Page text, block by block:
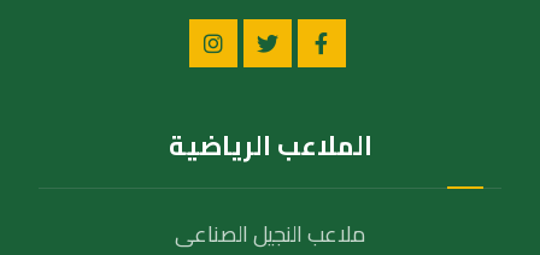
الملاعب الرياضية
ملاعب النجيل الصناعى